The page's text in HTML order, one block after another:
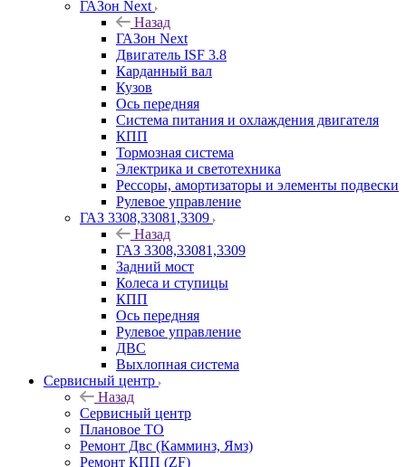
ГАЗон Next
Назад
ГАЗон Next
Двигатель ISF 3.8
Карданный вал
Кузов
Ось передняя
Система питания и охлаждения двигателя
КПП
Тормозная система
Электрика и светотехника
Рессоры, амортизаторы и элементы подвески
Рулевое управление
ГАЗ 3308,33081,3309
Назад
ГАЗ 3308,33081,3309
Задний мост
Колеса и ступицы
КПП
Ось передняя
Рулевое управление
ДВС
Выхлопная система
Сервисный центр
Назад
Сервисный центр
Плановое ТО
Ремонт Двс (Камминз, Ямз)
Ремонт КПП (ZF)